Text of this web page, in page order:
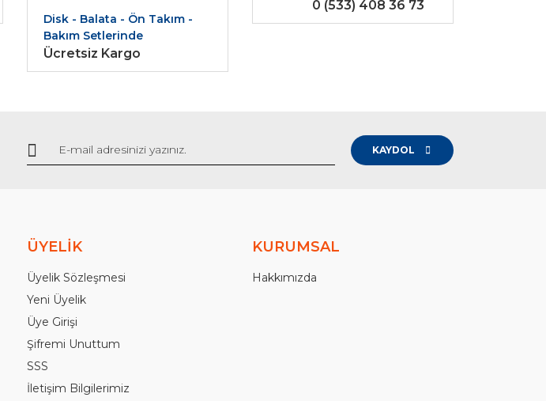
Gönder
Disk - Balata - Ön Takım -
Bakım Setlerinde
Ücretsiz Kargo
0 (533) 408 36 73
KAYDOL
ÜYELİK
Üyelik Sözleşmesi
Yeni Üyelik
Üye Girişi
Şifremi Unuttum
SSS
İletişim Bilgilerimiz
KURUMSAL
Hakkımızda